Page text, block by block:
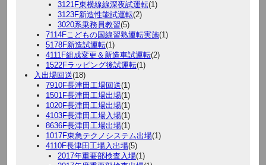
3121F東横線線深夜試運転(1)
3123F新造性能試運転(2)
3020系乗務員教習(5)
7114Fこどもの国線習熟運転実施(1)
5178F新造試運転(1)
4111F組成変更＆新造車試運転(2)
1522Fラッピング後試運転(1)
入出場回送(18)
7910F長津田工場回送(1)
1501F長津田工場出場(1)
1020F長津田工場出場(1)
4103F長津田工場入場(1)
8636F長津田工場出場(1)
1017F東急テクノシステム出場(1)
4110F長津田工場入出場(5)
2017年重要部検査入場(1)